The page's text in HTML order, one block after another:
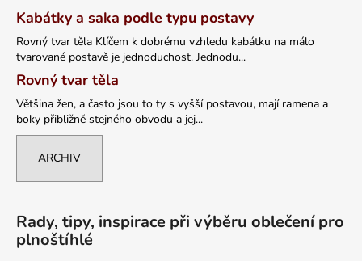
Kabátky a saka podle typu postavy
Rovný tvar těla Klíčem k dobrému vzhledu kabátku na málo
tvarované postavě je jednoduchost. Jednodu...
Rovný tvar těla
Většina žen, a často jsou to ty s vyšší postavou, mají ramena a
boky přibližně stejného obvodu a jej...
ARCHIV
Rady, tipy, inspirace při výběru oblečení pro
plnoštíhlé